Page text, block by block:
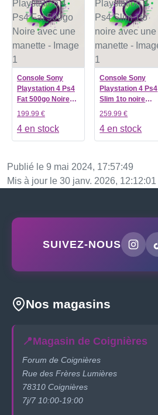
Console Sony
Playstation 4 Ps4
Fat 500go Noire
avec une manette
199.99 €
4 en stock
Console Sony
Playstation 4 Ps4
Slim 1to noire
avec une manette
259.99 €
4 en stock
Publié le 9 mai 2024, 17:57:49
Mis à jour le 30 janv. 2026, 12:12:01
SUIVEZ-NOUS
Nos magasins
📍Magasin de Coignières
Forum de Coignières
Rue des Frères Lumières
78310 Coignières
7j/7 10:00-19:00